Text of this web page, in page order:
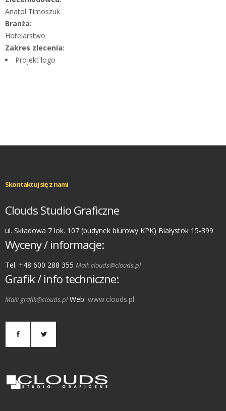
Anatol Timoszuk
Branża:
Hotelarstwo
Zakres zlecenia:
Projekt logo
Skontaktuj się z nami
Clouds Studio Graficzne
ul. Składowa 7 lok. 107 (budynek biurowy KPK) Białystok 15-399
Wyceny / informacje:
Tel. +48 600 288 355 Mail: clouds@clouds.pl
Grafik / info techniczne:
Mail: grafik@clouds.plWeb: www.clouds.pl